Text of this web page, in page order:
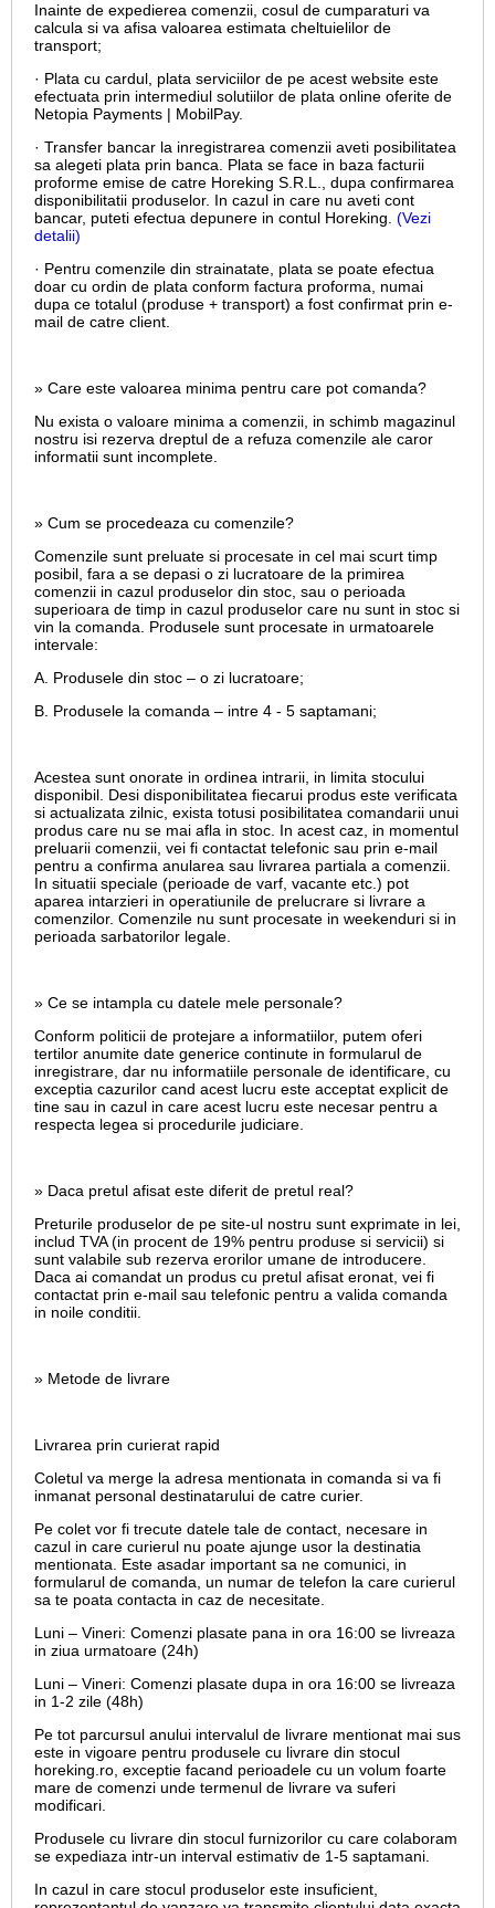
Inainte de expedierea comenzii, cosul de cumparaturi va
calcula si va afisa valoarea estimata cheltuielilor de
transport;
· Plata cu cardul, plata serviciilor de pe acest website este
efectuata prin intermediul solutiilor de plata online oferite de
Netopia Payments | MobilPay.
· Transfer bancar la inregistrarea comenzii aveti posibilitatea
sa alegeti plata prin banca. Plata se face in baza facturii
proforme emise de catre Horeking S.R.L., dupa confirmarea
disponibilitatii produselor. In cazul in care nu aveti cont
bancar, puteti efectua depunere in contul Horeking. (Vezi
detalii)
· Pentru comenzile din strainatate, plata se poate efectua
doar cu ordin de plata conform factura proforma, numai
dupa ce totalul (produse + transport) a fost confirmat prin e-
mail de catre client.
» Care este valoarea minima pentru care pot comanda?
Nu exista o valoare minima a comenzii, in schimb magazinul
nostru isi rezerva dreptul de a refuza comenzile ale caror
informatii sunt incomplete.
» Cum se procedeaza cu comenzile?
Comenzile sunt preluate si procesate in cel mai scurt timp
posibil, fara a se depasi o zi lucratoare de la primirea
comenzii in cazul produselor din stoc, sau o perioada
superioara de timp in cazul produselor care nu sunt in stoc si
vin la comanda. Produsele sunt procesate in urmatoarele
intervale:
A. Produsele din stoc – o zi lucratoare;
B. Produsele la comanda – intre 4 - 5 saptamani;
Acestea sunt onorate in ordinea intrarii, in limita stocului
disponibil. Desi disponibilitatea fiecarui produs este verificata
si actualizata zilnic, exista totusi posibilitatea comandarii unui
produs care nu se mai afla in stoc. In acest caz, in momentul
preluarii comenzii, vei fi contactat telefonic sau prin e-mail
pentru a confirma anularea sau livrarea partiala a comenzii.
In situatii speciale (perioade de varf, vacante etc.) pot
aparea intarzieri in operatiunile de prelucrare si livrare a
comenzilor. Comenzile nu sunt procesate in weekenduri si in
perioada sarbatorilor legale.
» Ce se intampla cu datele mele personale?
Conform politicii de protejare a informatiilor, putem oferi
tertilor anumite date generice continute in formularul de
inregistrare, dar nu informatiile personale de identificare, cu
exceptia cazurilor cand acest lucru este acceptat explicit de
tine sau in cazul in care acest lucru este necesar pentru a
respecta legea si procedurile judiciare.
» Daca pretul afisat este diferit de pretul real?
Preturile produselor de pe site-ul nostru sunt exprimate in lei,
includ TVA (in procent de 19% pentru produse si servicii) si
sunt valabile sub rezerva erorilor umane de introducere.
Daca ai comandat un produs cu pretul afisat eronat, vei fi
contactat prin e-mail sau telefonic pentru a valida comanda
in noile conditii.
» Metode de livrare
Livrarea prin curierat rapid
Coletul va merge la adresa mentionata in comanda si va fi
inmanat personal destinatarului de catre curier.
Pe colet vor fi trecute datele tale de contact, necesare in
cazul in care curierul nu poate ajunge usor la destinatia
mentionata. Este asadar important sa ne comunici, in
formularul de comanda, un numar de telefon la care curierul
sa te poata contacta in caz de necesitate.
Luni – Vineri: Comenzi plasate pana in ora 16:00 se livreaza
in ziua urmatoare (24h)
Luni – Vineri: Comenzi plasate dupa in ora 16:00 se livreaza
in 1-2 zile (48h)
Pe tot parcursul anului intervalul de livrare mentionat mai sus
este in vigoare pentru produsele cu livrare din stocul
horeking.ro, exceptie facand perioadele cu un volum foarte
mare de comenzi unde termenul de livrare va suferi
modificari.
Produsele cu livrare din stocul furnizorilor cu care colaboram
se expediaza intr-un interval estimativ de 1-5 saptamani.
In cazul in care stocul produselor este insuficient,